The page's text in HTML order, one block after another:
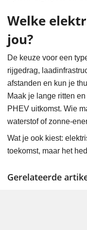
Welke
jou?
De keuze voor een
rijgedrag,
afstanden en kun je
Maak je lange ritten
PHEV uitkomst. Wie
waterstof of zonne-
Wat je ook kiest:
toekomst, maar het
Gerelateerde